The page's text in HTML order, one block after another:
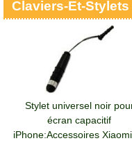
Claviers-Et-
Stylet universel noir
écran capacitif
iPhone:Accessoires